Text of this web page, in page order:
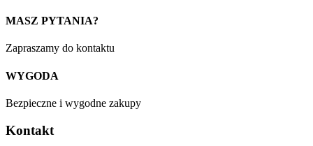
MASZ PYTANIA?
Zapraszamy do kontaktu
WYGODA
Bezpieczne i wygodne zakupy
Kontakt